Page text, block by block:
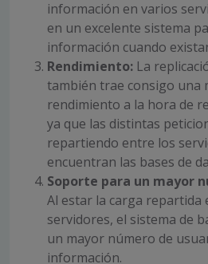
información en varios
en un excelente sistema
información cuando
Rendimiento: La
también trae consigo una
rendimiento a la hora de
ya que las distintas
repartiendo entre los
encuentran las bases de
Soporte para un mayor
Al estar la carga repartida
servidores, el sistema de
un mayor número de
información.